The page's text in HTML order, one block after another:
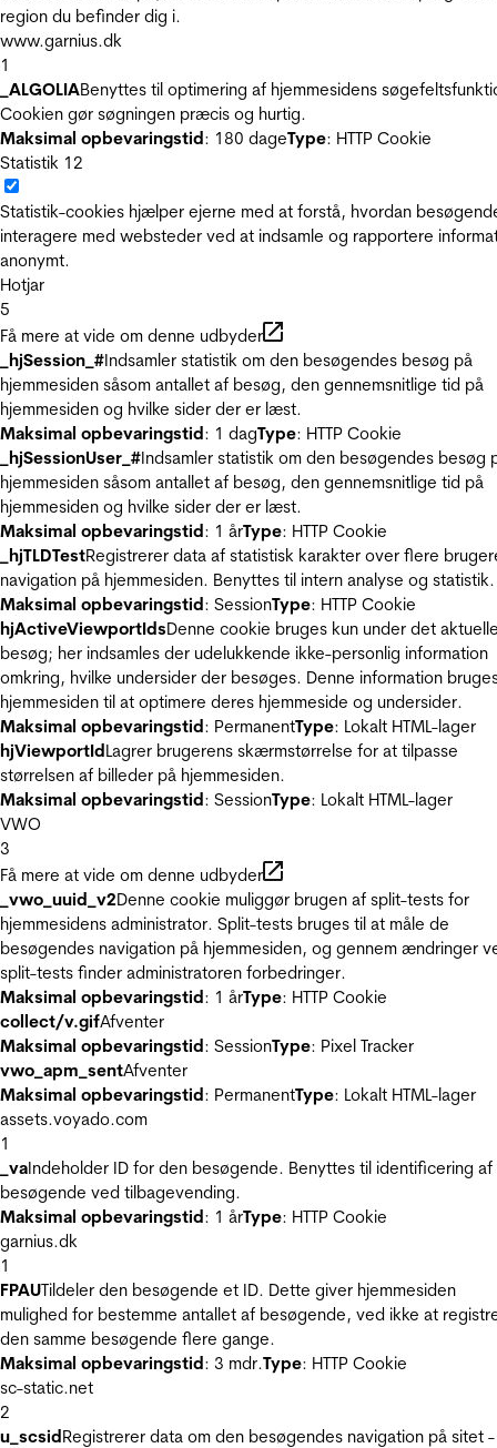
region du befinder dig i.
www.garnius.dk
1
_ALGOLIABenyttes til optimering af hjemmesidens
Cookien gør søgningen præcis og hurtig.
Maksimal opbevaringstid: 180 dageType: HTTP Cookie
Statistik 12
Statistik-cookies hjælper ejerne med at forstå, hvordan
interagere med websteder ved at indsamle og rapportere
anonymt.
Hotjar
5
Få mere at vide om denne udbyder
_hjSession_#Indsamler statistik om den besøgendes besøg på
hjemmesiden såsom antallet af besøg, den gennemsnitlige tid på
hjemmesiden og hvilke sider der er læst.
Maksimal opbevaringstid: 1 dagType: HTTP Cookie
_hjSessionUser_#Indsamler statistik om den besøgendes besøg
hjemmesiden såsom antallet af besøg, den gennemsnitlige tid på
hjemmesiden og hvilke sider der er læst.
Maksimal opbevaringstid: 1 årType: HTTP Cookie
_hjTLDTestRegistrerer data af statistisk karakter over flere
navigation på hjemmesiden. Benyttes til intern analyse og statistik.
Maksimal opbevaringstid: SessionType: HTTP Cookie
hjActiveViewportIdsDenne cookie bruges kun under det
besøg; her indsamles der udelukkende ikke-personlig information
omkring, hvilke undersider der besøges. Denne information
hjemmesiden til at optimere deres hjemmeside og undersider.
Maksimal opbevaringstid: PermanentType: Lokalt HTML-lager
hjViewportIdLagrer brugerens skærmstørrelse for at tilpasse
størrelsen af billeder på hjemmesiden.
Maksimal opbevaringstid: SessionType: Lokalt HTML-lager
VWO
3
Få mere at vide om denne udbyder
_vwo_uuid_v2Denne cookie muliggør brugen af split-tests for
hjemmesidens administrator. Split-tests bruges til at måle de
besøgendes navigation på hjemmesiden, og gennem ændringer
split-tests finder administratoren forbedringer.
Maksimal opbevaringstid: 1 årType: HTTP Cookie
collect/v.gifAfventer
Maksimal opbevaringstid: SessionType: Pixel Tracker
vwo_apm_sentAfventer
Maksimal opbevaringstid: PermanentType: Lokalt HTML-lager
assets.voyado.com
1
_vaIndeholder ID for den besøgende. Benyttes til identificering af
besøgende ved tilbagevending.
Maksimal opbevaringstid: 1 årType: HTTP Cookie
garnius.dk
1
FPAUTildeler den besøgende et ID. Dette giver hjemmesiden
mulighed for bestemme antallet af besøgende, ved ikke at
den samme besøgende flere gange.
Maksimal opbevaringstid: 3 mdr.Type: HTTP Cookie
sc-static.net
2
u_scsidRegistrerer data om den besøgendes navigation på sitet -